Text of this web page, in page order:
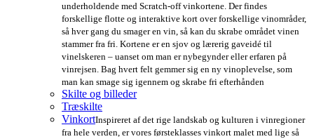
underholdende med Scratch-off vinkortene. Der findes
forskellige flotte og interaktive kort over forskellige vinområder,
så hver gang du smager en vin, så kan du skrabe området vinen
stammer fra fri. Kortene er en sjov og lærerig gaveidé til
vinelskeren – uanset om man er nybegynder eller erfaren på
vinrejsen. Bag hvert felt gemmer sig en ny vinoplevelse, som
man kan smage sig igennem og skrabe fri efterhånden
Skilte og billeder
Træskilte
VinkortInspireret af det rige landskab og kulturen i vinregioner
fra hele verden, er vores førsteklasses vinkort malet med lige så